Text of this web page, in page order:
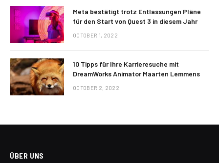
Meta bestätigt trotz Entlassungen Pläne
für den Start von Quest 3 in diesem Jahr
OCTOBER 1, 2022
10 Tipps für Ihre Karrieresuche mit
DreamWorks Animator Maarten Lemmens
OCTOBER 2, 2022
ÜBER UNS